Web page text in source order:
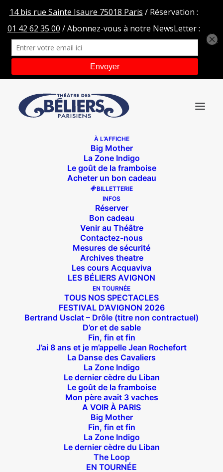
À L’AFFICHE
Big Mother
La Zone Indigo
Le goût de la framboise
Acheter un bon cadeau
BILLETTERIE
INFOS
Réserver
Bon cadeau
Venir au Théâtre
Contactez-nous
Mesures de sécurité
Archives theatre
Les cours Acquaviva
LES BÉLIERS AVIGNON
EN TOURNÉE
TOUS NOS SPECTACLES
FESTIVAL D’AVIGNON 2026
Bertrand Usclat – Drôle (titre non contractuel)
D’or et de sable
Fin, fin et fin
J’ai 8 ans et je m’appelle Jean Rochefort
La Danse des Cavaliers
La Zone Indigo
Le dernier cèdre du Liban
Le goût de la framboise
Mon père avait 3 vaches
A VOIR À PARIS
Big Mother
Fin, fin et fin
La Zone Indigo
Le dernier cèdre du Liban
The Loop
EN TOURNÉE